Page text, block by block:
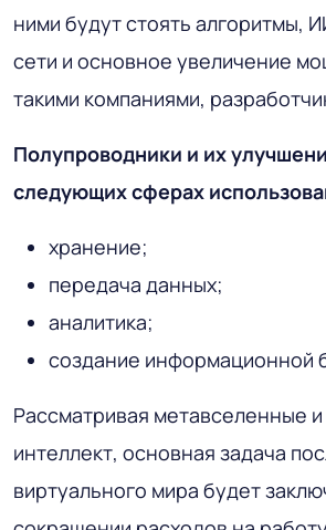
ними будут стоять алгоритмы,
сети и основное увеличение
такими компаниями,
Полупроводники и их
следующих сферах
хранение;
передача данных;
аналитика;
создание информационной
Рассматривая метавселенные
интеллект, основная задача
виртуального мира будет